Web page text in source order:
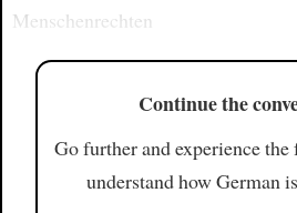
Menschenrechten
Continue the
Go further and experience
understand how German